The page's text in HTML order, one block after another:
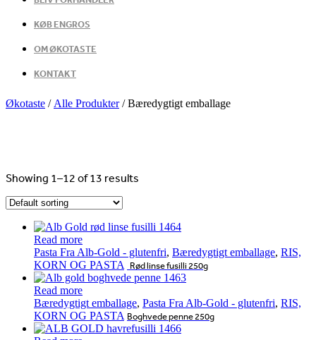
KØB ENGROS
OM ØKOTASTE
KONTAKT
Økotaste / Alle Produkter/Bæredygtigt emballage
Showing 1–12 of 13 results
Read more
Pasta Fra Alb-Gold - glutenfri, Bæredygtigt emballage, RIS,
KORN OG PASTA Rød linse fusilli 250g
Read more
Bæredygtigt emballage, Pasta Fra Alb-Gold - glutenfri, RIS,
KORN OG PASTA Boghvede penne 250g